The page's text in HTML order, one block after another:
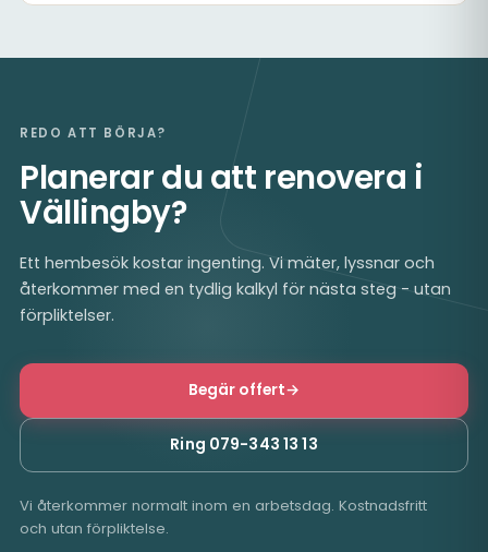
REDO ATT BÖRJA?
Planerar du att renovera i
Vällingby?
Ett hembesök kostar ingenting. Vi mäter, lyssnar och
återkommer med en tydlig kalkyl för nästa steg - utan
förpliktelser.
Begär offert→
Ring 079-343 13 13
Vi återkommer normalt inom en arbetsdag. Kostnadsfritt
och utan förpliktelse.